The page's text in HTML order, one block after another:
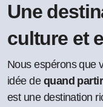
Une
culture et
Nous espérons que
idée de quand
est une destination